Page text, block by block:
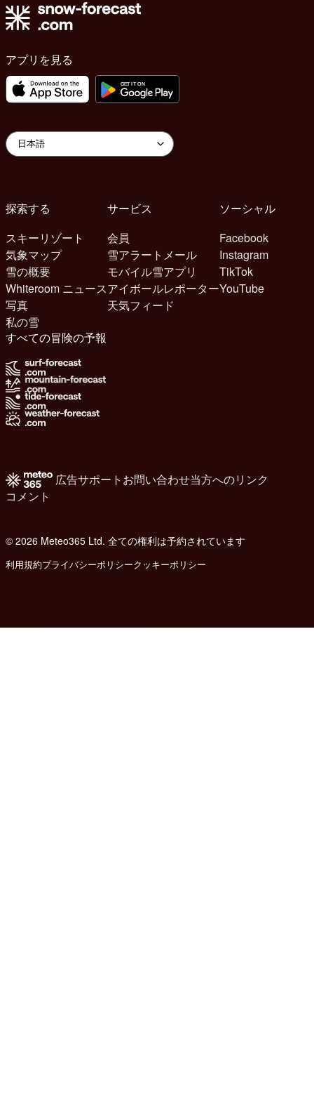
アプリを見る
探索する
スキーリゾート
気象マップ
雪の概要
Whiteroom ニュース
写真
私の雪
サービス
会員
雪アラートメール
モバイル雪アプリ
アイボールレポーター
天気フィード
ソーシャル
Facebook
Instagram
TikTok
YouTube
すべての冒険の予報
広告サポート お問い合わせ当方へのリンク
コメント
© 2026 Meteo365 Ltd. 全ての権利は予約されています
利用規約プライバシーポリシークッキーポリシー